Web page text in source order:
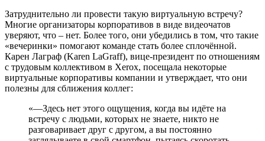
Затруднительно ли провести такую виртуальную встречу?
Многие организаторы корпоративов в виде видеочатов
уверяют, что – нет. Более того, они убедились в том, что такие
«вечеринки» помогают команде стать более сплочённой.
Карен Лаграф (Karen LaGraff), вице-президент по отношениям
с трудовым коллективом в Xerox, посещала некоторые
виртуальные корпоративы компании и утверждает, что они
полезны для сближения коллег:
«—Здесь нет этого ощущения, когда вы идёте на
встречу с людьми, которых не знаете, никто не
разговаривает друг с другом, а вы постоянно